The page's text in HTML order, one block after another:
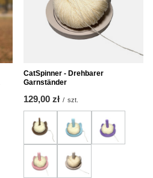
CatSpinner - Drehbarer
Garnständer
129,00 zł / szt.